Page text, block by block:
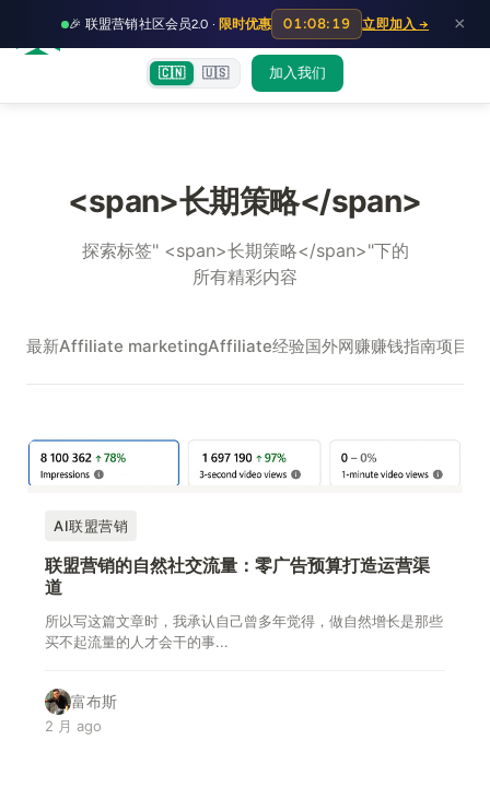
🎉 联盟营销社区会员2.0 · 限时优惠 01:08:19 立即加入 → ×
富裕者联盟 首页文章训练营
HOT
出海教程 认知偏差指南社群交流
🇨🇳 🇺🇸 加入我们
<span>长期策略</span>
探索标签" <span>长期策略</span>"下的
所有精彩内容
最新Affiliate marketingAffiliate经验国外网赚赚钱指南项目实
AI联盟营销
联盟营销的自然社交流量：零广告预算打造运营渠
道
所以写这篇文章时，我承认自己曾多年觉得，做自然增长是那些
买不起流量的人才会干的事...
富布斯
2 月 ago